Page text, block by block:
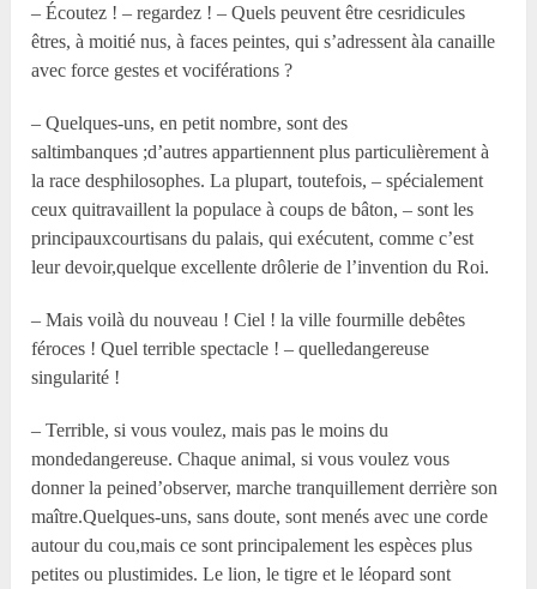
– Écoutez ! – regardez ! – Quels peuvent être cesridicules
êtres, à moitié nus, à faces peintes, qui s’adressent àla canaille
avec force gestes et vociférations ?
– Quelques-uns, en petit nombre, sont des
saltimbanques ;d’autres appartiennent plus particulièrement à
la race desphilosophes. La plupart, toutefois, – spécialement
ceux quitravaillent la populace à coups de bâton, – sont les
principauxcourtisans du palais, qui exécutent, comme c’est
leur devoir,quelque excellente drôlerie de l’invention du Roi.
– Mais voilà du nouveau ! Ciel ! la ville fourmille debêtes
féroces ! Quel terrible spectacle ! – quelledangereuse
singularité !
– Terrible, si vous voulez, mais pas le moins du
mondedangereuse. Chaque animal, si vous voulez vous
donner la peined’observer, marche tranquillement derrière son
maître.Quelques-uns, sans doute, sont menés avec une corde
autour du cou,mais ce sont principalement les espèces plus
petites ou plustimides. Le lion, le tigre et le léopard sont